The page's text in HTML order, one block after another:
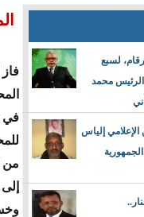
لسبع
محمد
إلياس
في
من